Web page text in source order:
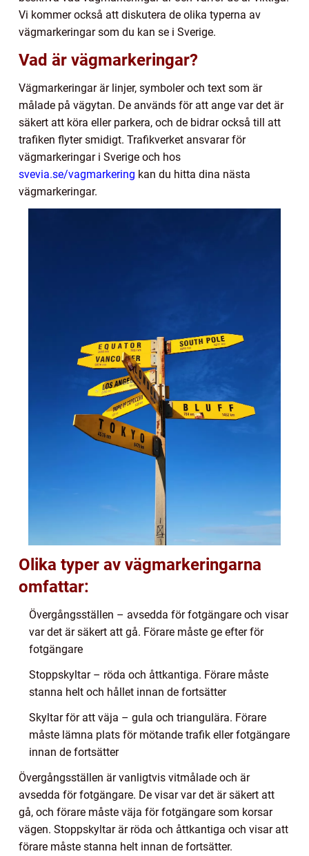
Vi kommer också att diskutera de olika typerna av
vägmarkeringar som du kan se i Sverige.
Vad är vägmarkeringar?
Vägmarkeringar är linjer, symboler och text som är
målade på vägytan. De används för att ange var det är
säkert att köra eller parkera, och de bidrar också till att
trafiken flyter smidigt. Trafikverket ansvarar för
vägmarkeringar i Sverige och hos
svevia.se/vagmarkering kan du hitta dina nästa
vägmarkeringar.
Olika typer av vägmarkeringarna
omfattar:
Övergångsställen – avsedda för fotgängare och visar
var det är säkert att gå. Förare måste ge efter för
fotgängare
Stoppskyltar – röda och åttkantiga. Förare måste
stanna helt och hållet innan de fortsätter
Skyltar för att väja – gula och triangulära. Förare
måste lämna plats för mötande trafik eller fotgängare
innan de fortsätter
Övergångsställen är vanligtvis vitmålade och är
avsedda för fotgängare. De visar var det är säkert att
gå, och förare måste väja för fotgängare som korsar
vägen. Stoppskyltar är röda och åttkantiga och visar att
förare måste stanna helt innan de fortsätter.